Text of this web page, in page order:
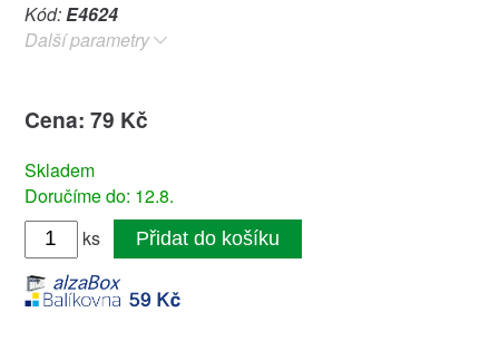
Kód:E4624
Další parametry
Cena: 79 Kč
Skladem
Doručíme do: 12.8.
ks
Přidat do košíku